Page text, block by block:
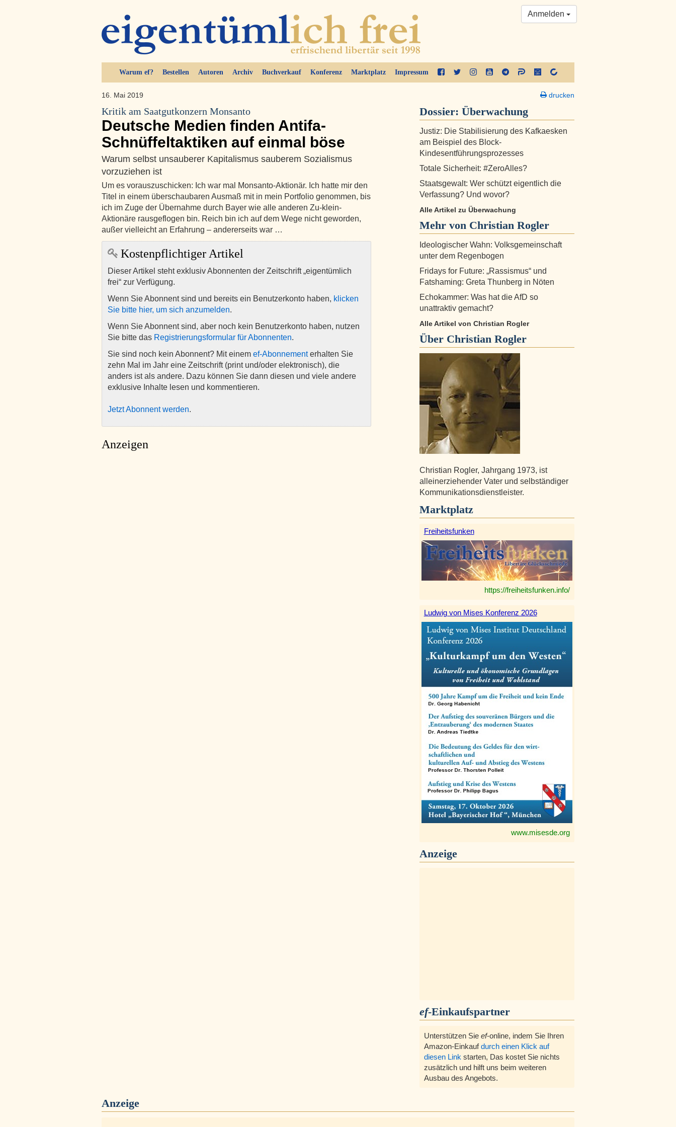
Warum ef? Bestellen Autoren Archiv Buchverkauf Konferenz Marktplatz Impressum
Anmelden
16. Mai 2019
Kritik am Saatgutkonzern Monsanto
Deutsche Medien finden Antifa-
Schnüffeltaktiken auf einmal böse
Warum selbst unsauberer Kapitalismus sauberem Sozialismus
vorzuziehen ist
Um es vorauszuschicken: Ich war mal Monsanto-Aktionär. Ich hatte mir den
Titel in einem überschaubaren Ausmaß mit in mein Portfolio genommen, bis
ich im Zuge der Übernahme durch Bayer wie alle anderen Zu-klein-
Aktionäre rausgeflogen bin. Reich bin ich auf dem Wege nicht geworden,
außer vielleicht an Erfahrung – andererseits war …
Kostenpflichtiger Artikel
Dieser Artikel steht exklusiv Abonnenten der Zeitschrift „eigentümlich
frei“ zur Verfügung.
Wenn Sie Abonnent sind und bereits ein Benutzerkonto haben, klicken
Sie bitte hier, um sich anzumelden.
Wenn Sie Abonnent sind, aber noch kein Benutzerkonto haben, nutzen
Sie bitte das Registrierungsformular für Abonnenten.
Sie sind noch kein Abonnent? Mit einem ef-Abonnementerhalten Sie
zehn Mal im Jahr eine Zeitschrift (print und/oder elektronisch), die
anders ist als andere. Dazu können Sie dann diesen und viele andere
exklusive Inhalte lesen und kommentieren.
Jetzt Abonnent werden.
Anzeigen
drucken
Dossier: Überwachung
Justiz: Die Stabilisierung des Kafkaesken
am Beispiel des Block-
Kindesentführungsprozesses
Totale Sicherheit: #ZeroAlles?
Staatsgewalt: Wer schützt eigentlich die
Verfassung? Und wovor?
Alle Artikel zu Überwachung
Mehr von Christian Rogler
Ideologischer Wahn: Volksgemeinschaft
unter dem Regenbogen
Fridays for Future: „Rassismus“ und
Fatshaming: Greta Thunberg in Nöten
Echokammer: Was hat die AfD so
unattraktiv gemacht?
Alle Artikel von Christian Rogler
Über Christian Rogler
Christian Rogler, Jahrgang 1973, ist
alleinerziehender Vater und selbständiger
Kommunikationsdienstleister.
Marktplatz
Freiheitsfunken
https://freiheitsfunken.info/
Ludwig von Mises Konferenz 2026
www.misesde.org
Anzeige
ef-Einkaufspartner
Unterstützen Sie ef-online, indem Sie Ihren
Amazon-Einkaufdurch einen Klick auf
diesen Link starten, Das kostet Sie nichts
zusätzlich und hilft uns beim weiteren
Ausbau des Angebots.
Anzeige